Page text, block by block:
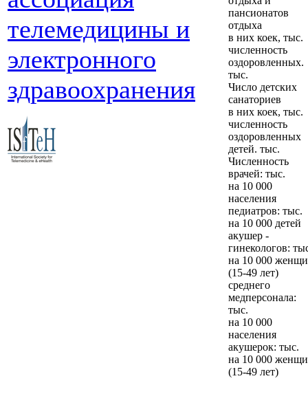
телемедицины и
электронного
здравоохранения
пансионатов
отдыха
в них коек, тыс.
численность
оздоровленных.
тыс.
Число детских
санаториев
в них коек, тыс.
численность
оздоровленных
детей. тыс.
Численность
врачей: тыс.
на 10 000
населения
педиатров: тыс.
на 10 000 детей
акушер -
гинекологов:
на 10 000
(15-49 лет)
среднего
медперсонала:
тыс.
на 10 000
населения
акушерок: тыс.
на 10 000
(15-49 лет)